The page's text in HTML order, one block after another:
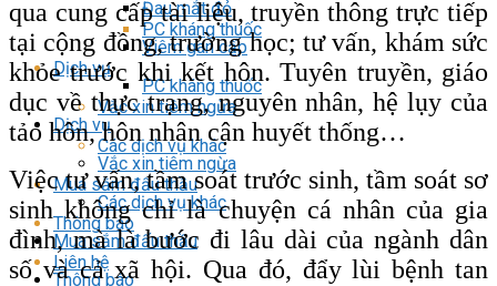
PC kháng thuốc
Dịch vụ
Vắc xin tiêm ngừa
Các dịch vụ khác
Mua sắm đấu thầu
Thông báo
Liên hệ
Đau mắt đỏ
Viêm gan cấp
PC kháng thuốc
Dịch vụ
Vắc xin tiêm ngừa
Các dịch vụ khác
Mua sắm đấu thầu
Thông báo
qua cung cấp tài liệu, truyền thông trực tiếp
tại cộng đồng, trường học; tư vấn, khám sức
khỏe trước khi kết hôn. Tuyên truyền, giáo
dục về thực trạng, nguyên nhân, hệ lụy của
tảo hôn, hôn nhân cận huyết thống…
Việc tư vấn, tầm soát trước sinh, tầm soát sơ
sinh không chỉ là chuyện cá nhân của gia
đình, mà là bước đi lâu dài của ngành dân
số và cả xã hội. Qua đó, đẩy lùi bệnh tan